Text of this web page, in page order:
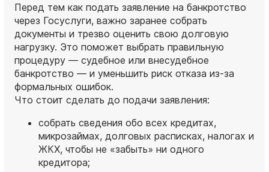
Перед тем как подать заявление на банкротство
через Госуслуги, важно заранее собрать
документы и трезво оценить свою долговую
нагрузку. Это поможет выбрать правильную
процедуру — судебное или внесудебное
банкротство — и уменьшить риск отказа из‑за
формальных ошибок.
Что стоит сделать до подачи заявления:
собрать сведения обо всех кредитах,
микрозаймах, долговых расписках, налогах и
ЖКХ, чтобы не «забыть» ни одного
кредитора;